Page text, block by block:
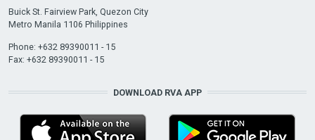
Buick St. Fairview Park, Quezon City
Metro Manila 1106 Philippines
Phone: +632 89390011 - 15
Fax: +632 89390011 - 15
DOWNLOAD RVA APP